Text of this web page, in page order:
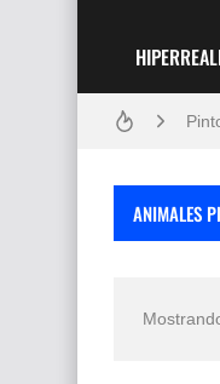
ANIMALES